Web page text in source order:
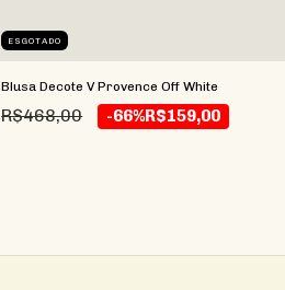
ESGOTADO
Blusa Decote V Provence Off White
R$468,00 -66%R$159,00